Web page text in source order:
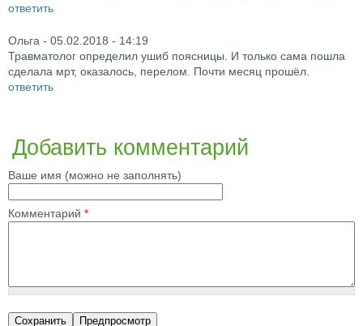
ответить
Ольга - 05.02.2018 - 14:19
Травматолог определил ушиб поясницы. И только сама пошла
сделала мрт, оказалось, перелом. Почти месяц прошёл.
ответить
Добавить комментарий
Ваше имя (можно не заполнять)
Комментарий *